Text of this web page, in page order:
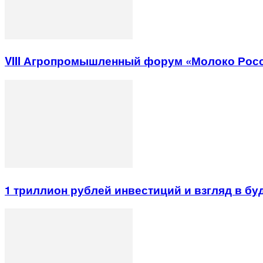
VIII Агропромышленный форум «Молоко
1 триллион рублей инвестиций и взгляд в